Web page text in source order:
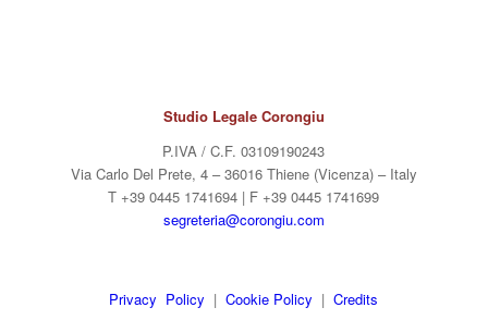
Studio Legale Corongiu
P.IVA / C.F. 03109190243
Via Carlo Del Prete, 4 – 36016 Thiene (Vicenza) – Italy
T +39 0445 1741694 | F +39 0445 1741699
segreteria@corongiu.com
Privacy Policy |Cookie Policy |Credits